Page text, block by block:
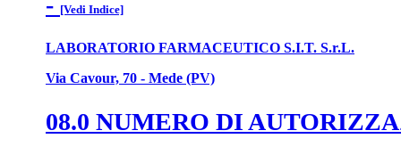
[Vedi Indice]
LABORATORIO FARMACEUTICO S.I.T. S.r.L.
Via Cavour, 70 - Mede (PV)
08.0 NUMERO DI